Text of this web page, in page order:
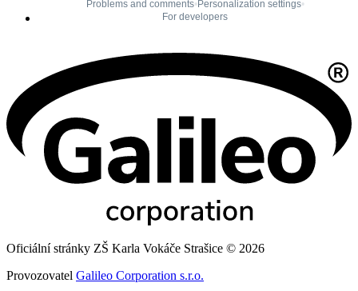
Oficiální stránky ZŠ Karla Vokáče Strašice © 2026
Provozovatel Galileo Corporation s.r.o.